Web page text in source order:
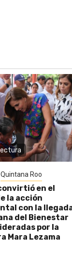
Quintana Roo
en el
la acción
con la
del Bienestar
por la
Mara Lezama